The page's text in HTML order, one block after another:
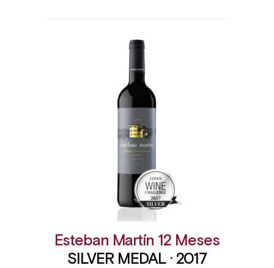
Esteban Martín 12 Meses
SILVER MEDAL · 2017